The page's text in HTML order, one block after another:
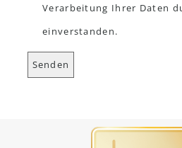
Verarbeitung Ihrer Daten
einverstanden.